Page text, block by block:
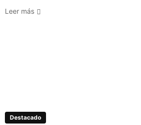
Leer más
Destacado